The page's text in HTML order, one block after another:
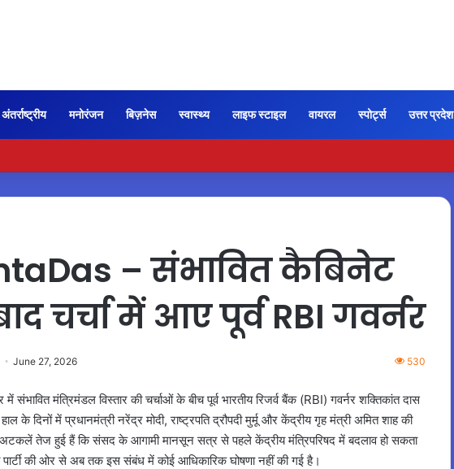
अंतर्राष्ट्रीय मनोरंजन बिज़नेस स्वास्थ्य लाइफ स्टाइल वायरल स्पोर्ट्स उत्तर प्रदेश
– संभावित कैबिनेट
चर्चा में आए पूर्व RBI गवर्नर
June 27, 2026 530
संभावित मंत्रिमंडल विस्तार की चर्चाओं के बीच पूर्व भारतीय रिजर्व बैंक (RBI) गवर्नर शक्तिकांत दास
के दिनों में प्रधानमंत्री नरेंद्र मोदी, राष्ट्रपति द्रौपदी मुर्मू और केंद्रीय गृह मंत्री अमित शाह की
तेज हुई हैं कि संसद के आगामी मानसून सत्र से पहले केंद्रीय मंत्रिपरिषद में बदलाव हो सकता
पार्टी की ओर से अब तक इस संबंध में कोई आधिकारिक घोषणा नहीं की गई है।